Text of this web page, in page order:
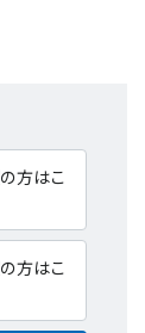
方はこ
方はこ